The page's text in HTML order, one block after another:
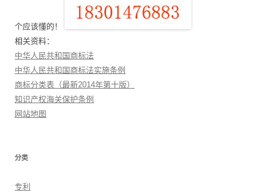
个应该懂的！
相关资料：
中华人民共和国商标法
中华人民共和国商标法实施条例
商标分类表（最新2014年第十版）
知识产权海关保护条例
网站地图
分类
专利